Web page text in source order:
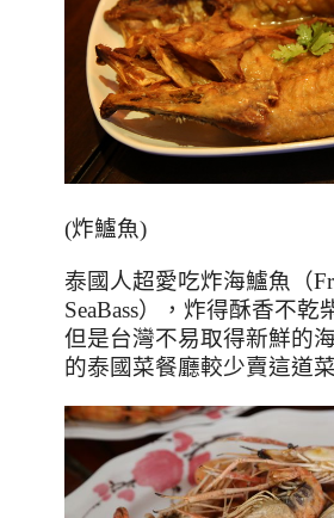
(炸鱸魚)
泰國人超愛吃炸海鱸魚（
SeaBass），炸得酥香不乾
但是台灣不易取得新鮮的
的泰國菜餐廳較少賣這道